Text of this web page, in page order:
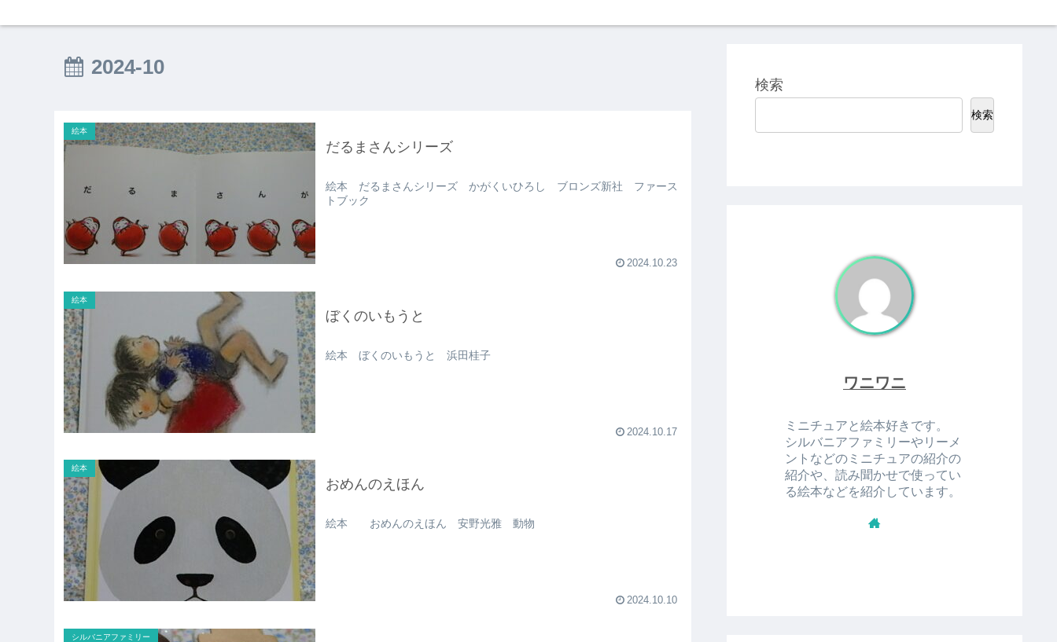
2024-10
絵本
だるまさんシリーズ
絵本 だるまさんシリーズ かがくいひろし ブロンズ新社 ファース
トブック
2024.10.23
絵本
ぼくのいもうと
絵本 ぼくのいもうと 浜田桂子
2024.10.17
絵本
おめんのえほん
絵本 おめんのえほん 安野光雅 動物
2024.10.10
シルバニアファミリー
検索
検索
ワニワニ
ミニチュアと絵本好きです。
シルバニアファミリーやリーメ
ントなどのミニチュアの紹介の
紹介や、読み聞かせで使ってい
る絵本などを紹介しています。